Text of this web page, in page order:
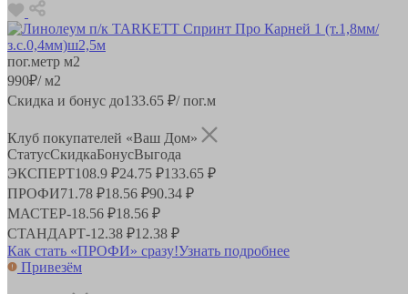
пог.метр м2
990₽/ м2
Скидка и бонус до133.65 ₽/ пог.м
Клуб покупателей «Ваш Дом»
СтатусСкидкаБонусВыгода
ЭКСПЕРТ108.9 ₽24.75 ₽133.65 ₽
ПРОФИ71.78 ₽18.56 ₽90.34 ₽
МАСТЕР-18.56 ₽18.56 ₽
СТАНДАРТ-12.38 ₽12.38 ₽
Как стать «ПРОФИ» сразу!Узнать подробнее
Привезём